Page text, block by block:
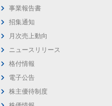
事業報告書
招集通知
月次売上動向
ニュースリリース
格付情報
電子公告
株主優待制度